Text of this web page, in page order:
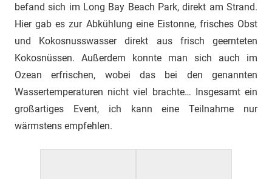
befand sich im Long Bay Beach Park, direkt am Strand.
Hier gab es zur Abkühlung eine Eistonne, frisches Obst
und Kokosnusswasser direkt aus frisch geernteten
Kokosnüssen. Außerdem konnte man sich auch im
Ozean erfrischen, wobei das bei den genannten
Wassertemperaturen nicht viel brachte… Insgesamt ein
großartiges Event, ich kann eine Teilnahme nur
wärmstens empfehlen.